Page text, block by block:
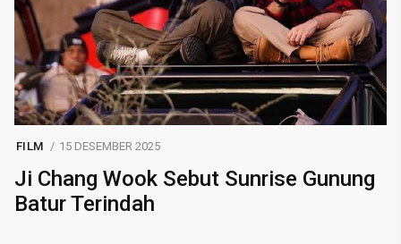
FILM 15 DESEMBER 2025
Ji Chang Wook Sebut Sunrise Gunung
Batur Terindah